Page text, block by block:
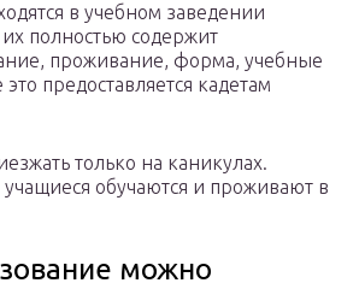
в учебном заведении
их полностью содержит
проживание, форма, учебные
предоставляется кадетам
только на каникулах.
обучаются и проживают в
можно